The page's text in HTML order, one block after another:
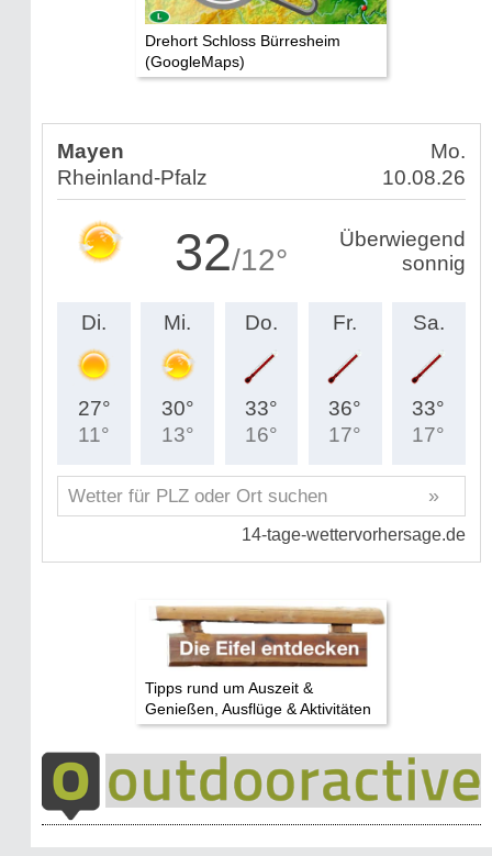
Drehort Schloss Bürresheim
(GoogleMaps)
Tipps rund um Auszeit &
Genießen, Ausflüge & Aktivitäten